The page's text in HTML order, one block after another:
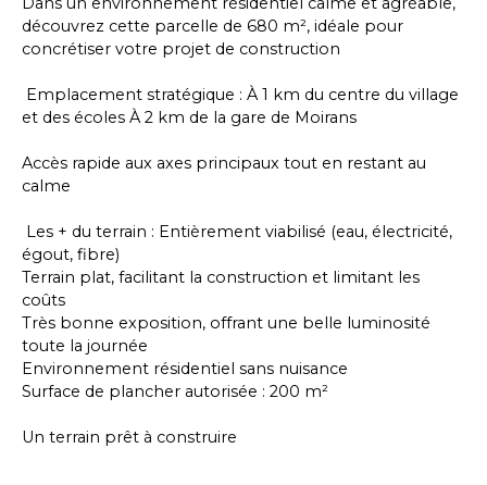
découvrez cette parcelle de 680 m², idéale pour
concrétiser votre projet de construction
Emplacement stratégique : À 1 km du centre du village
et des écoles À 2 km de la gare de Moirans
Accès rapide aux axes principaux tout en restant au
calme
Les + du terrain : Entièrement viabilisé (eau, électricité,
égout, fibre)
Terrain plat, facilitant la construction et limitant les
coûts
Très bonne exposition, offrant une belle luminosité
toute la journée
Environnement résidentiel sans nuisance
Surface de plancher autorisée : 200 m²
Un terrain prêt à construire